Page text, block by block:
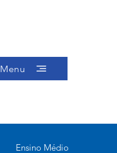
Menu
Ensino Médio